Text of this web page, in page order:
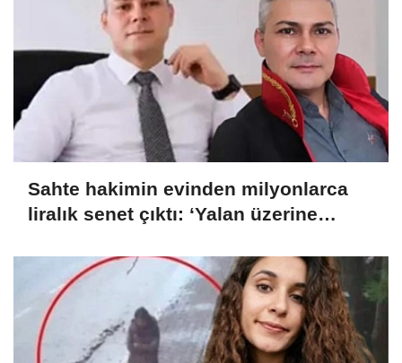
Sahte hakimin evinden milyonlarca
liralık senet çıktı: ‘Yalan üzerine